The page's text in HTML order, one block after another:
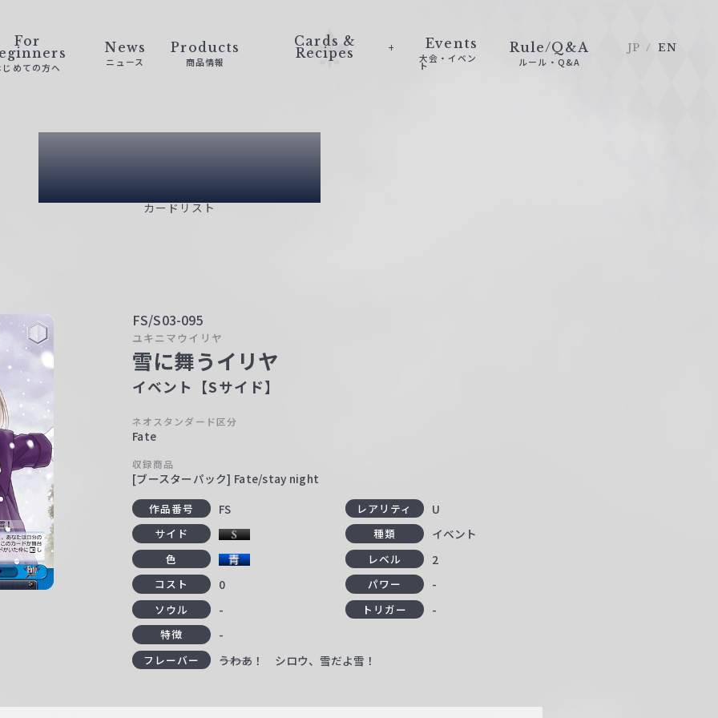
For
じめての方へ
News
ニュース
Products
商品情報
Cards &
Recipes
Events
大会・イベン
ト
Rule/Q&A
ルール・Q&A
JP EN
Card List
カードリスト
FS/S03-095
ユキニマウイリヤ
雪に舞うイリヤ
イベント【Sサイド】
ネオスタンダード区分
Fate
収録商品
[ブースターパック] Fate/stay night
作品番号 FS レアリティ U
サイド 種類 イベント
色 レベル 2
コスト 0 パワー -
ソウル - トリガー -
特徴 -
フレーバー ―――うわあ！ シロウ、雪だよ雪！